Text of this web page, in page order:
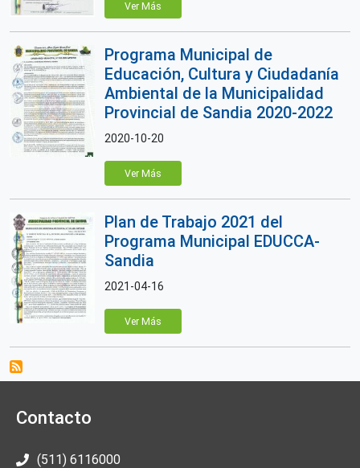
Ver Más
Programa Municipal de
Educación, Cultura y Ciudadanía
Ambiental de la Municipalidad
Provincial de Sandia 2020-2022
2020-10-20
Ver Más
Plan de Trabajo 2021 del
Programa Municipal EDUCCA-
Sandia
2021-04-16
Ver Más
Contacto
(511) 6116000